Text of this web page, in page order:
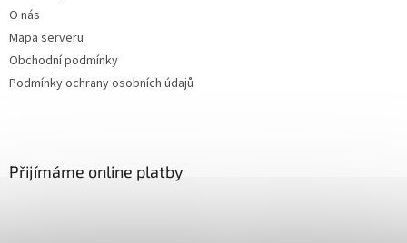
O nás
Mapa serveru
Obchodní podmínky
Podmínky ochrany osobních údajů
Přijímáme online platby